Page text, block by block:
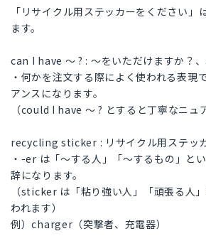
「リサイクル用ステッカーをください」
ます。
can I have 〜 ? : 〜をいただけますか？
・何かを注文する際によく使われる表現
アンスになります。
（could I have 〜 ? とすると丁寧なニュ
recycling sticker : リサイクル用ステッ
・-er は「〜する人」「〜するもの」と
辞になります。
（sticker は「粘り強い人」「頑張る人
われます）
例）charger（突撃者、充電器）